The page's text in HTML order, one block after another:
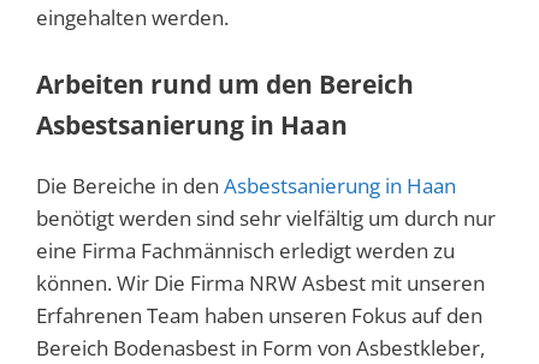
eingehalten werden.
Arbeiten rund um den Bereich
Asbestsanierung in Haan
Die Bereiche in den Asbestsanierung in Haan
benötigt werden sind sehr vielfältig um durch nur
eine Firma Fachmännisch erledigt werden zu
können. Wir Die Firma NRW Asbest mit unseren
Erfahrenen Team haben unseren Fokus auf den
Bereich Bodenasbest in Form von Asbestkleber,